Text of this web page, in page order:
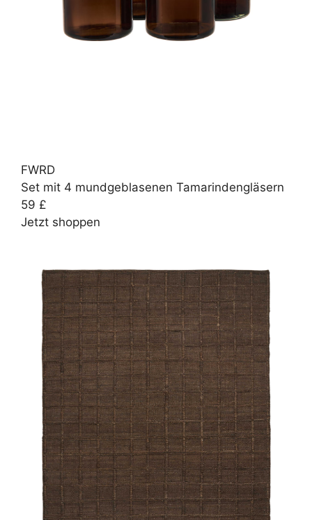
FWRD
Set mit 4 mundgeblasenen Tamarindengläsern
59 £
Jetzt shoppen